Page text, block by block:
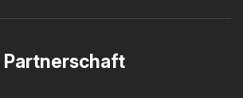
Partnerschaft